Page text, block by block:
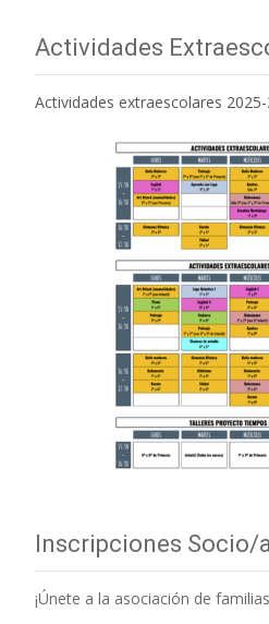
Actividades
Actividades extraescolares
Inscripciones Socio/
¡Únete a la asociación de